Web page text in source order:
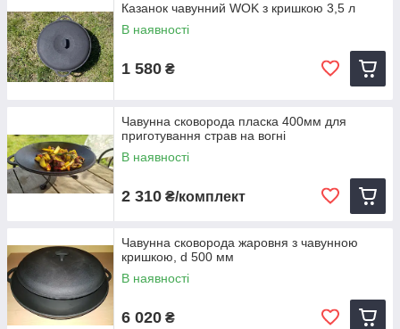
Казанок чавунний WOK з кришкою 3,5 л
В наявності
1 580 ₴
Чавунна сковорода пласка 400мм для
приготування страв на вогні
В наявності
2 310 ₴/комплект
Чавунна сковорода жаровня з чавунною
кришкою, d 500 мм
В наявності
6 020 ₴